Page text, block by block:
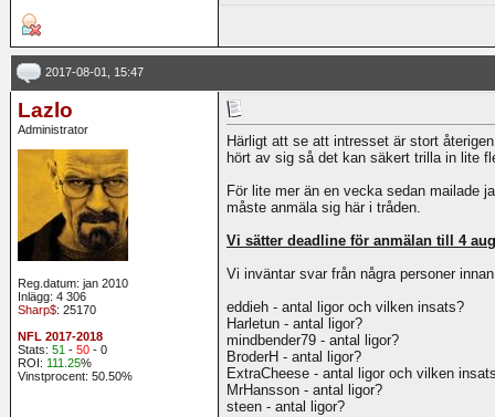
2017-08-01, 15:47
Lazlo
Administrator
Reg.datum: jan 2010
Inlägg: 4 306
Sharp$: 25170
NFL 2017-2018
Stats: 51 - 50 - 0
ROI: 111.25%
Vinstprocent: 50.50%
Härligt att se att intresset är stort
hört av sig så det kan säkert trilla in lite
För lite mer än en vecka sedan mailade
måste anmäla sig här i tråden.
Vi sätter deadline för anmälan till 4
Vi inväntar svar från några personer
eddieh - antal ligor och vilken insats?
Harletun - antal ligor?
mindbender79 - antal ligor?
BroderH - antal ligor?
ExtraCheese - antal ligor och vilken
MrHansson - antal ligor?
steen - antal ligor?